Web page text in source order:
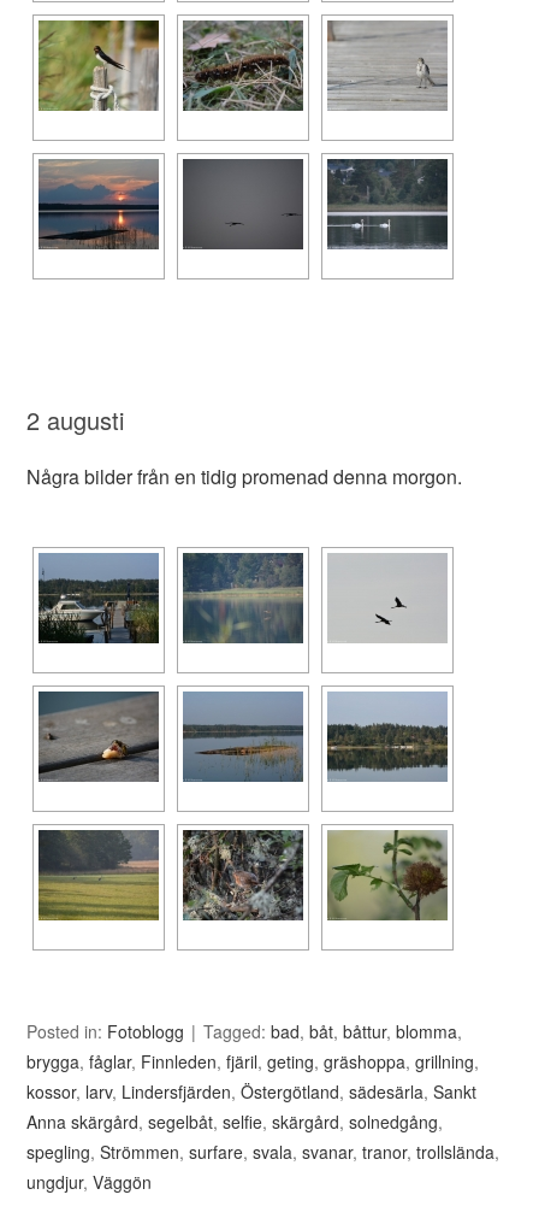
2 augusti
Några bilder från en tidig promenad denna morgon.
Posted in: Fotoblogg Tagged:bad,båt,båttur,blomma,
brygga,fåglar, Finnleden,fjäril,geting,gräshoppa,grillning,
kossor, larv, Lindersfjärden,Östergötland,sädesärla,Sankt
Anna skärgård,segelbåt,selfie,skärgård,solnedgång,
spegling,Strömmen,surfare,svala,svanar,tranor,trollslända,
ungdjur,Väggön